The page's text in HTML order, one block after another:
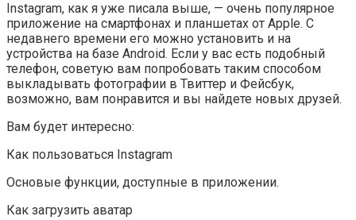
Instagram, как я уже писала выше, — очень популярное
приложение на смартфонах и планшетах от Apple. С
недавнего времени его можно установить и на
устройства на базе Android. Если у вас есть подобный
телефон, советую вам попробовать таким способом
выкладывать фотографии в Твиттер и Фейсбук,
возможно, вам понравится и вы найдете новых друзей.
Вам будет интересно:
Как пользоваться Instagram
Основые функции, доступные в приложении.
Как загрузить аватар